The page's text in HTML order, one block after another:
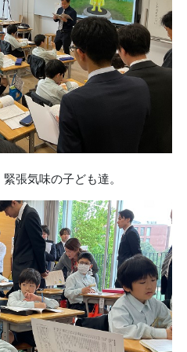
張気味の子ども達。